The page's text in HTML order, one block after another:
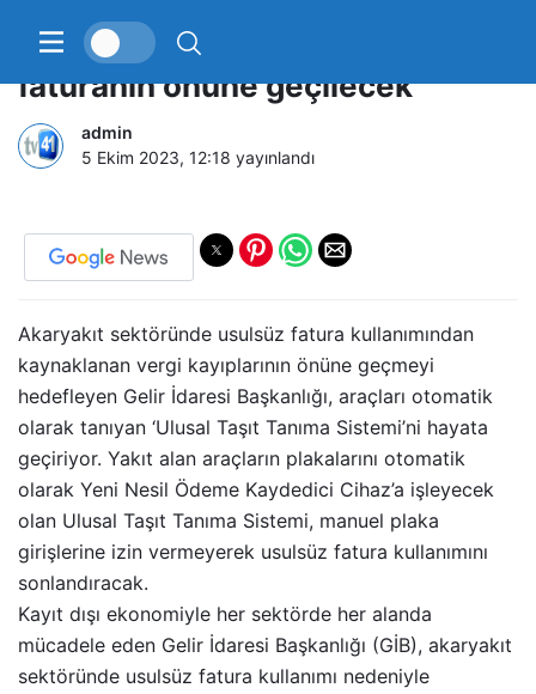
Akaryakıtta yeni dönem; usulsüz
faturanın önüne geçilecek
admin
5 Ekim 2023, 12:18 yayınlandı
Akaryakıt sektöründe usulsüz fatura kullanımından
kaynaklanan vergi kayıplarının önüne geçmeyi
hedefleyen Gelir İdaresi Başkanlığı, araçları otomatik
olarak tanıyan ‘Ulusal Taşıt Tanıma Sistemi’ni hayata
geçiriyor. Yakıt alan araçların plakalarını otomatik
olarak Yeni Nesil Ödeme Kaydedici Cihaz’a işleyecek
olan Ulusal Taşıt Tanıma Sistemi, manuel plaka
girişlerine izin vermeyerek usulsüz fatura kullanımını
sonlandıracak.
Kayıt dışı ekonomiyle her sektörde her alanda
mücadele eden Gelir İdaresi Başkanlığı (GİB), akaryakıt
sektöründe usulsüz fatura kullanımı nedeniyle